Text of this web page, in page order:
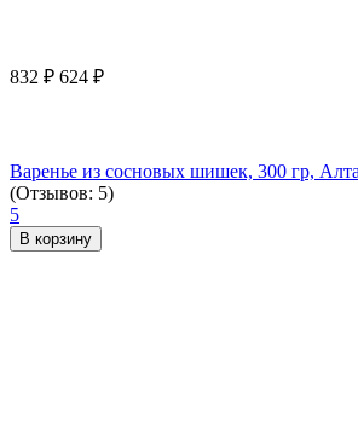
832 ₽ 624 ₽
Варенье из сосновых шишек, 300 гр,
(Отзывов: 5)
5
В корзину